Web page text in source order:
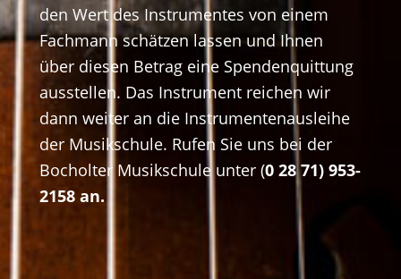
den Wert des Instrumentes von einem
Fachmann schätzen lassen und Ihnen
über diesen Betrag eine Spendenquittung
ausstellen. Das Instrument reichen wir
dann weiter an die Instrumentenausleihe
der Musikschule. Rufen Sie uns bei der
Bocholter Musikschule unter (0 28 71) 953-
2158 an.